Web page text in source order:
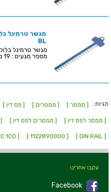
BL
מספר מגעים : 19 מגעים♦ זרם עבודה מקסימלי : 17.5A...
תגיות: [ ממסר ] [ ממסרים ] [ פס דין ]
[ ממסר לפס דין ] [ ממסרים לפס דין ] [ TERMSERIES ]
[ DIN RAIL ]
[ 1122890000 ]
[ TRZ 24VUC 1CO ]
עקבו אחרינו
Facebook